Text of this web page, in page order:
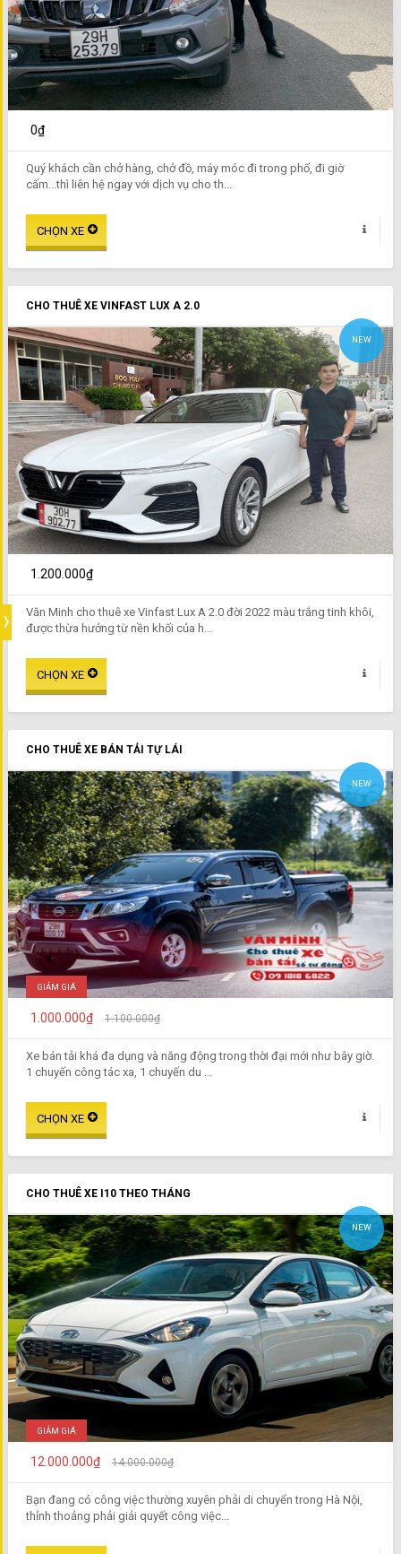
0₫
Quý khách cần chở hàng, chở đồ, máy móc đi trong phố, đi giờ
cấm...thì liên hệ ngay với dịch vụ cho th...
CHO THUÊ XE VINFAST LUX A 2.0
NEW
1.200.000₫
Văn Minh cho thuê xe Vinfast Lux A 2.0 đời 2022 màu trắng tinh khôi,
được thừa hưởng từ nền khối của h...
CHO THUÊ XE BÁN TẢI TỰ LÁI
NEW
GIẢM GIÁ
1.000.000₫ 1.100.000₫
Xe bán tải khá đa dụng và năng động trong thời đại mới như bây giờ.
1 chuyến công tác xa, 1 chuyến du ...
CHO THUÊ XE I10 THEO THÁNG
NEW
GIẢM GIÁ
12.000.000₫ 14.000.000₫
Bạn đang có công việc thường xuyên phải di chuyển trong Hà Nội,
thỉnh thoảng phải giải quyết công việc...